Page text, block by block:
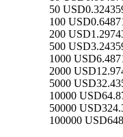
50 USD
100 USD
200 USD
500 USD
1000 USD
2000 USD
5000 USD
10000 USD
50000 USD
100000 USD